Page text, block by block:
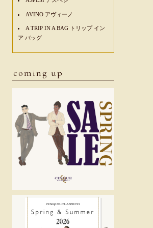
AVINO アヴィーノ
A TRIP IN A BAG トリップ イン
ア バッグ
coming up